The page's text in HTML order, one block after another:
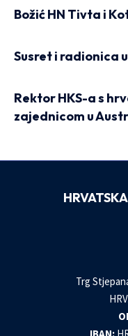
Božić HN Tivta i
Susret i radionica
Rektor HKS-a s
zajednicom u
Trg